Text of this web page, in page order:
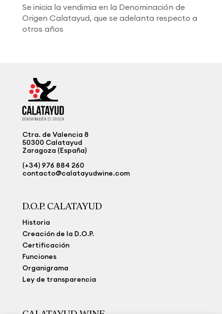
Se inicia la vendimia en la Denominación de
Origen Calatayud, que se adelanta respecto a
otros años
Ctra. de Valencia 8
50300 Calatayud
Zaragoza (España)
(+34) 976 884 260
contacto@calatayudwine.com
D.O.P. CALATAYUD
Historia
Creación de la D.O.P.
Certificación
Funciones
Organigrama
Ley de transparencia